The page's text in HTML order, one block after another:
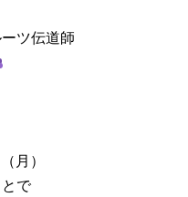
ツ伝道師
月）
で